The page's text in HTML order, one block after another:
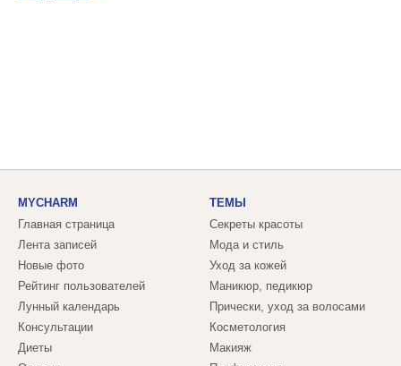
MYCHARM
Главная страница
Лента записей
Новые фото
Рейтинг пользователей
Лунный календарь
Консультации
Диеты
ТЕМЫ
Секреты красоты
Мода и стиль
Уход за кожей
Маникюр, педикюр
Прически, уход за волосами
Косметология
Макияж